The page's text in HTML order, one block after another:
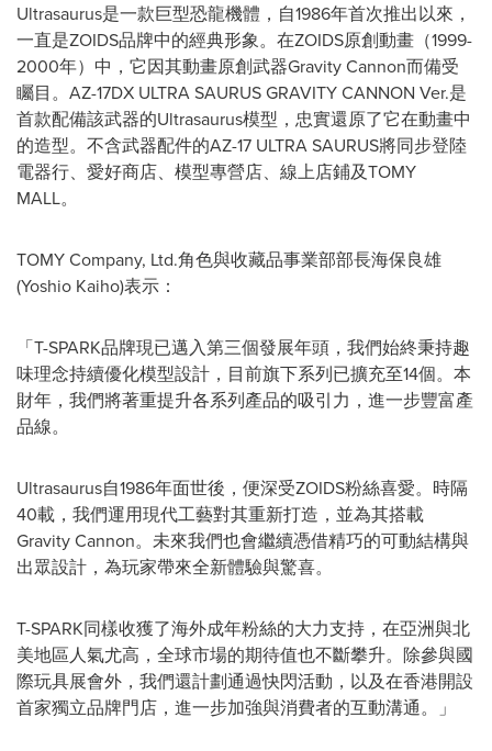
Ultrasaurus是一款巨型恐龍機體，自1986年首次推出以來，
一直是ZOIDS品牌中的經典形象。在ZOIDS原創動畫（1999-
2000年）中，它因其動畫原創武器Gravity Cannon而備受
矚目。AZ-17DX ULTRA SAURUS GRAVITY CANNON Ver.是
首款配備該武器的Ultrasaurus模型，忠實還原了它在動畫中
的造型。不含武器配件的AZ-17 ULTRA SAURUS將同步登陸
電器行、愛好商店、模型專營店、線上店鋪及TOMY
MALL。
TOMY Company, Ltd.角色與收藏品事業部部長海保良雄
(Yoshio Kaiho)表示：
「T-SPARK品牌現已邁入第三個發展年頭，我們始終秉持趣
味理念持續優化模型設計，目前旗下系列已擴充至14個。本
財年，我們將著重提升各系列產品的吸引力，進一步豐富產
品線。
Ultrasaurus自1986年面世後，便深受ZOIDS粉絲喜愛。時隔
40載，我們運用現代工藝對其重新打造，並為其搭載
Gravity Cannon。未來我們也會繼續憑借精巧的可動結構與
出眾設計，為玩家帶來全新體驗與驚喜。
T-SPARK同樣收獲了海外成年粉絲的大力支持，在亞洲與北
美地區人氣尤高，全球市場的期待值也不斷攀升。除參與國
際玩具展會外，我們還計劃通過快閃活動，以及在香港開設
首家獨立品牌門店，進一步加強與消費者的互動溝通。」